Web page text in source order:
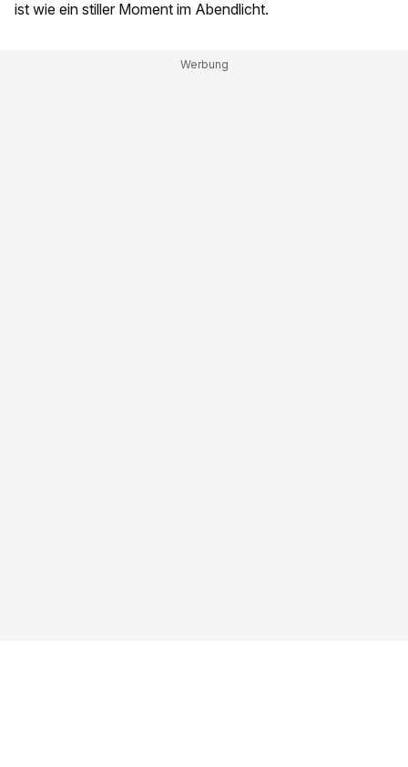
ist wie ein stiller Moment im Abendlicht.